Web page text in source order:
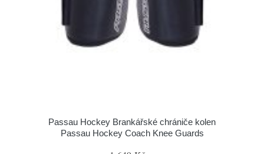
Passau Hockey Brankářské chrániče kolen
Passau Hockey Coach Knee Guards